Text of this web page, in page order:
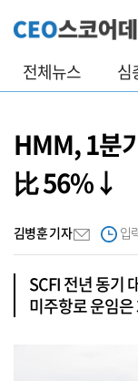
전체뉴스 심
HMM, 1분
比 56%↓
김병훈 기자 입
SCFI 전년 동기
미주항로 운임